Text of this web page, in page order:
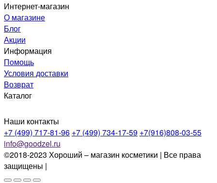
Интернет-магазин
О магазине
Блог
Акции
Информация
Помощь
Условия доставки
Возврат
Каталог
Наши контакты
+7 (499) 717-81-96 +7 (499) 734-17-59 +7(916)808-03-55
info@goodzel.ru
©2018-2023 Хороший – магазин косметики | Все права
защищены |